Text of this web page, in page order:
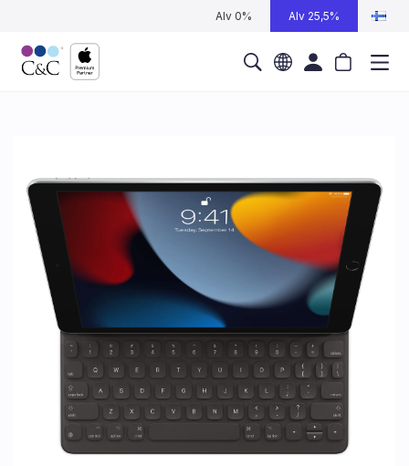
Alv 0% Alv 25,5%